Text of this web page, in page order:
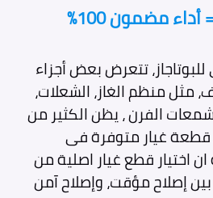
تتعرض بعض أجزاء
مثل منظم الغاز، الشعلات،
الفرن ، يظن الكثير من
قطعة غيار متوفرة فى
اختيار قطع غيار اصلية من
إصلاح مؤقت، وإصلاح آمن